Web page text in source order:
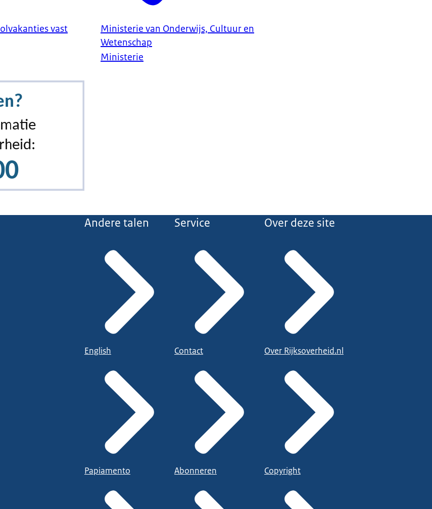
vast
Ministerie van Onderwijs, Cultuur en
Wetenschap
Ministerie
Andere talen
English
Papiamento
Service
Contact
Abonneren
Over deze site
Over Rijksoverheid.nl
Copyright